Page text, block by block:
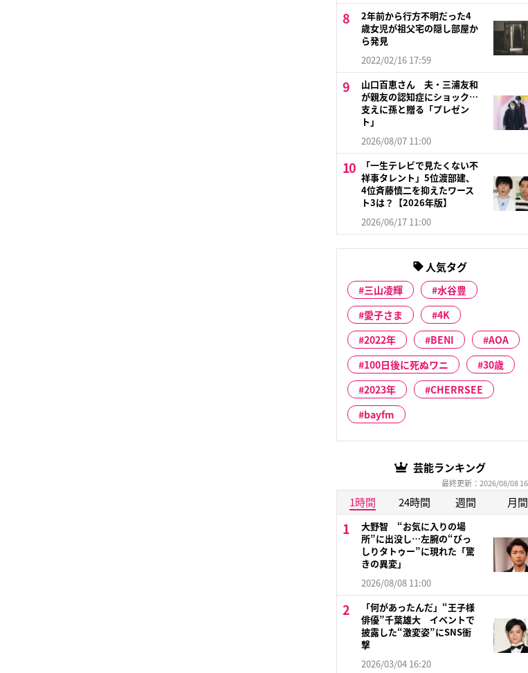
2年前から行方不明だった4
歳女児が祖父宅の隠し部屋か
ら発見
2022/02/16 17:59
山口百恵さん 夫・三浦友和
が親友の認知症にショック…
支えに孫と贈る「プレゼン
ト」
2026/08/07 11:00
「一生テレビで見たくない不
祥事タレント」5位渡部建、
4位斉藤慎二を抑えたワース
ト3は？【2026年版】
2026/06/17 11:00
人気タグ
三山凌輝
水谷豊
愛子さま
4K
2022年
BENI
AOA
100日後に死ぬワニ
30歳
2023年
CHERRSEE
bayfm
芸能ランキング
最終更新：2026/08/08
1時間 24時間 週間 月間
大野智 “お気に入りの場
所”に出没し…左腕の“びっ
しりタトゥー”に現れた「驚
きの異変」
2026/08/08 11:00
「何があったんだ」“王子様
俳優”千葉雄大 イベントで
披露した“激変姿”にSNS衝
撃
2026/03/04 16:20